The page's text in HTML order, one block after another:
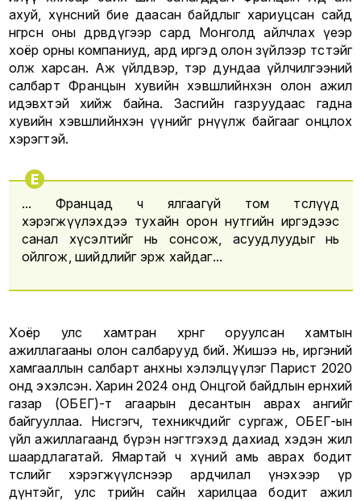
ахуй, хүнсний бие даасан байдлыг хариуцсан сайд
өнгөрсөн оны дөрөвдүгээр сард Монголд айлчлах үеэр
хоёр орны компаниуд, ард иргэд олон зүйлээр төсөөтэйг
олж харсан. Аж үйлдвэр, тэр дундаа үйлчилгээний
салбарт Францын хувийн хэвшлийнхэн олон ажил
идэвхтэй хийж байна. Засгийн газруудаас гадна
хувийн хэвшлийнхэн үүнийг өрнүүлж байгааг онцлох
хэрэгтэй.
... Францад ч ялгаагүй том төслүүд
хэрэгжүүлэхдээ тухайн орон нутгийн иргэдээс
санал хүсэлтийг нь сонсож, асуудлуудыг нь
ойлгож, шийдлийг эрж хайдаг...
Хоёр улс хамтран хөрөнгө оруулсан хамтын
ажиллагааны олон салбарууд бий. Жишээ нь, иргэний
хамгааллын салбарт анхны хэлэлцүүлэг Парист 2020
онд эхэлсэн. Харин 2024 онд Онцгой байдлын ерөнхий
газар (ОБЕГ)-т агаарын десантын аврах ангийг
байгууллаа. Нисгэгч, техникчдийг сургаж, ОБЕГ-ын
үйл ажиллагаанд бүрэн нэгтгэхэд дахиад хэдэн жил
шаардлагатай. Ямартай ч хүний амь аврах бодит
төслийг хэрэгжүүлснээр ардчилал үнэхээр үр
дүнтэйг, улс төрийн сайн харилцаа бодит ажил